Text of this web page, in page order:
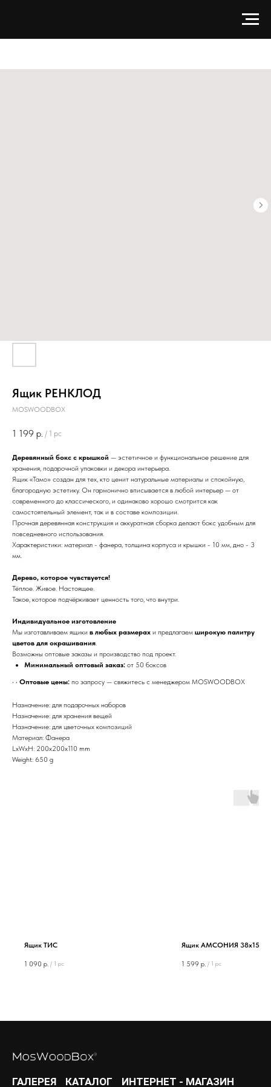
Ящик РЕНКЛОД
MOSWOODBOX
1 199 р. / 1 pc
Деревянный бокс с крышкой — эстетичное и функциональное решение для
хранения, подарочной упаковки и декора интерьера.
Ящик «Тамо» создан для тех, кто ценит натуральные материалы и спокойную,
благородную эстетику. Он гармонично вписывается в любой интерьер — от
современного до классического, и одинаково хорошо смотрится как
самостоятельный элемент, так и в составе композиции.
Прочная деревянная конструкция и аккуратная сборка делают бокс удобным для
повседневного использования.
Характеристики: материал - фанера, толщина корпуса и крышки - 10 мм, дно - 3
мм.
Дерево, которое чувствуется!
Тёплое. Живое. Настоящее.
Такое, которое подчёркивает ценность того, что внутри.
Индивидуальное изготовление
Мы изготавливаем ящики в любых размерах и предлагаем широкую палитру
цветов для окрашивания.
Возможны оптовые заказы и производство под проект.
Минимальный оптовый заказ: от 50 боксов
• • Оптовые цены: по запросу — свяжитесь с менеджером MOSWOODBOX
Назначение: для подарочных наборов
Назначение: для хранения вещей
Назначение: для цветочных композиций
Материал: Фанера
LxWxH: 200x200x110 mm
Weight: 650 g
Ящик ТИС
1 090 р. / 1 pc
Ящик АМСОНИЯ 38х15х11
1 599 р. / 1 pc
ГАЛЕРЕЯ КАТАЛОГ ИНТЕРНЕТ - МАГАЗИН